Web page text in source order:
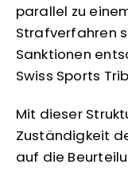
parallel zu
Strafverfahren
Sanktionen
Swiss Sports
Mit dieser
Zuständigkeit
auf die